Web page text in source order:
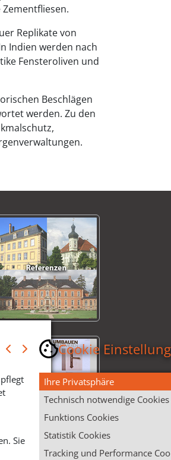
Replikate von
Indien werden nach
Fensteroliven und
Beschlägen
werden. Zu den
Sie
Cookie
Ihre Privatsphäre
Technisch notwendige Cookies
Funktions Cookies
Statistik Cookies
Tracking und Performance